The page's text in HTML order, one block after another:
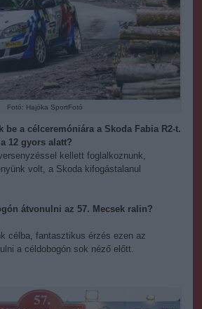
Fotó: Hajóka SportFotó
be a célceremóniára a Skoda Fabia R2-t.
12 gyors alatt?
kellett foglalkoznunk,
volt, a Skoda kifogástalanul
átvonulni az 57. Mecsek ralin?
célba, fantasztikus érzés ezen az
a céldobogón sok néző előtt.